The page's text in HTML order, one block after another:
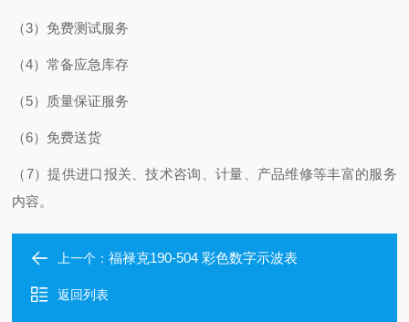
（3）免费测试服务
（4）常备应急库存
（5）质量保证服务
（6）免费送货
（7）提供进口报关、技术咨询、计量、产品维修等丰富的服务
内容。
上一个：福禄克190-504 彩色数字示波表
返回列表